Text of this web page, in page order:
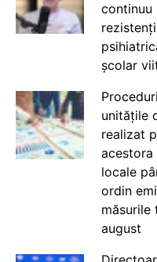
continuu
școlar
unitățile
realizat
locale
ordin
măsurile
august